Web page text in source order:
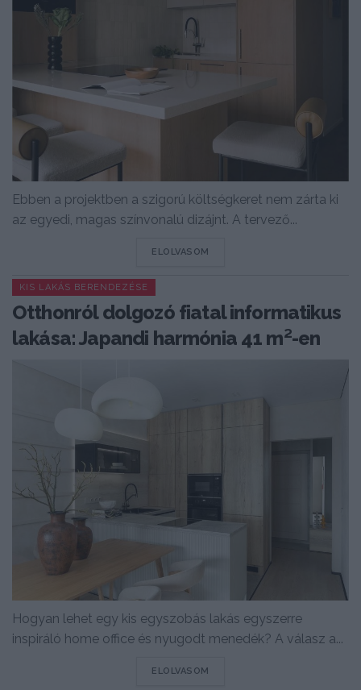
Ebben a projektben a szigorú költségkeret nem zárta ki
az egyedi, magas színvonalú dizájnt. A tervező...
ELOLVASOM
KIS LAKÁS BERENDEZÉSE
Otthonról dolgozó fiatal informatikus
lakása: Japandi harmónia 41 m²-en
Hogyan lehet egy kis egyszobás lakás egyszerre
inspiráló home office és nyugodt menedék? A válasz a...
ELOLVASOM